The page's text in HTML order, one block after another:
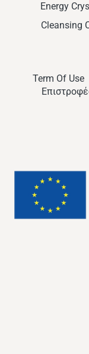
Energy
Cleansing
Term Of Use